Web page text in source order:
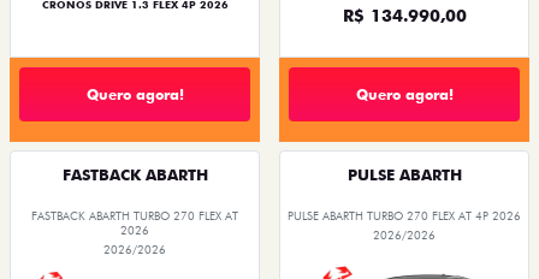
CRONOS DRIVE 1.3 FLEX 4P 2026
Quero agora!
R$ 134.990,00
Quero agora!
FASTBACK ABARTH
FASTBACK ABARTH TURBO 270 FLEX AT
2026
2026/2026
PULSE ABARTH
PULSE ABARTH TURBO 270 FLEX AT 4P 2026
2026/2026